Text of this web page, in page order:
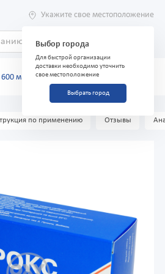
Укажите свое местоположение
Выбор города
Для быстрой организации
доставки необходимо уточнить
свое местоположение
Выбрать город
мг №10 шипучие таблетки
по применению Отзывы